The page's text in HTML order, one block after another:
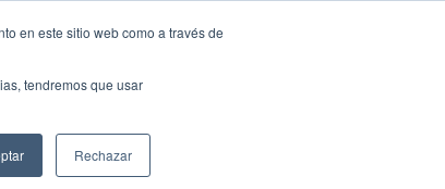
en este sitio web como a través de
tendremos que usar
Rechazar